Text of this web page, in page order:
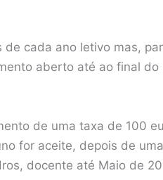
cada ano letivo mas,
aberto até ao final
de uma taxa de 100
for aceite, depois de
docente até Maio de